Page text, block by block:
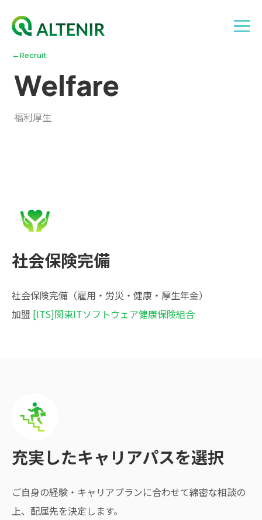
←Recruit
Welfare
福利厚生
社会保険完備
社会保険完備（雇用・労災・健康・厚生年金）
加盟 [ITS]関東ITソフトウェア健康保険組合
充実したキャリアパスを選択
ご自身の経験・キャリアプランに合わせて綿密な相談の
上、配属先を決定します。